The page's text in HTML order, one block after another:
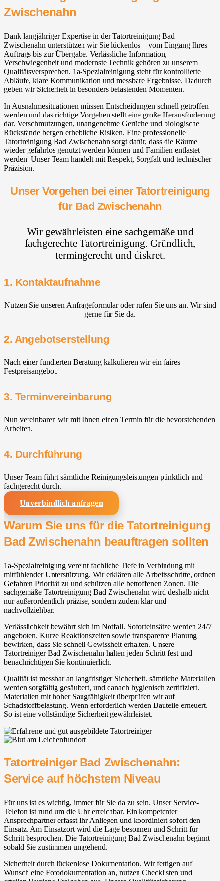
Zwischenahn⁠
Dank langjähriger Expertise in der Tatortreinigung Bad
Zwischenahn⁠ unterstützen wir Sie lückenlos – vom Eingang Ihres
Auftrags bis zur Übergabe. Verlässliche Information,
Verschwiegenheit und modernste Technik gehören zu unserem
Qualitätsversprechen. 1a-Spezialreinigung steht für kontrollierte
Abläufe, klare Kommunikation und messbare Ergebnisse. Dadurch
geben wir Sicherheit in besonders belastenden Momenten.
In Ausnahmesituationen müssen Entscheidungen schnell getroffen
werden und das richtige Vorgehen stellt eine große Herausforderung
dar. Verschmutzungen, unangenehme Gerüche und biologische
Rückstände bergen erhebliche Risiken. Eine professionelle
Tatortreinigung Bad Zwischenahn⁠ sorgt dafür, dass die Räume
wieder gefahrlos genutzt werden können und Familien entlastet
werden. Unser Team handelt mit Respekt, Sorgfalt und technischer
Präzision.
Unser Vorgehen bei einer Tatortreinigung
für Bad Zwischenahn⁠
Wir gewährleisten eine sachgemäße und
fachgerechte Tatortreinigung. Gründlich,
termingerecht und diskret.
1. Kontaktaufnahme
Nutzen Sie unseren Anfrageformular oder rufen Sie uns an. Wir sind
gerne für Sie da.
2. Angebotserstellung
Nach einer fundierten Beratung kalkulieren wir ein faires
Festpreisangebot.
3. Terminvereinbarung
Nun vereinbaren wir mit Ihnen einen Termin für die bevorstehenden
Arbeiten.
4. Durchführung
Unser Team führt sämtliche Reinigungsleistungen pünktlich und
fachgerecht durch.
Unverbindlich anfragen
Warum Sie uns für die Tatortreinigung
Bad Zwischenahn⁠ beauftragen sollten
1a-Spezialreinigung vereint fachliche Tiefe in Verbindung mit
mitfühlender Unterstützung. Wir erklären alle Arbeitsschritte, ordnen
Gefahren Priorität zu und schützen alle betroffenen Zonen. Die
sachgemäße Tatortreinigung Bad Zwischenahn⁠ wird deshalb nicht
nur außerordentlich präzise, sondern zudem klar und
nachvollziehbar.
Verlässlichkeit bewährt sich im Notfall. Soforteinsätze werden 24/7
angeboten. Kurze Reaktionszeiten sowie transparente Planung
bewirken, dass Sie schnell Gewissheit erhalten. Unsere
Tatortreiniger Bad Zwischenahn⁠ halten jeden Schritt fest und
benachrichtigen Sie kontinuierlich.
Qualität ist messbar an langfristiger Sicherheit. sämtliche Materialien
werden sorgfältig gesäubert, und danach hygienisch zertifiziert.
Materialien mit hoher Saugfähigkeit überprüfen wir auf
Schadstoffbelastung. Wenn erforderlich werden Bauteile erneuert.
So ist eine vollständige Sicherheit gewährleistet.
Tatortreiniger Bad Zwischenahn⁠:
Service auf höchstem Niveau
Für uns ist es wichtig, immer für Sie da zu sein. Unser Service-
Telefon ist rund um die Uhr erreichbar. Ein kompetenter
Ansprechpartner erfasst Ihr Anliegen und koordiniert sofort den
Einsatz. Am Einsatzort wird die Lage besonnen und Schritt für
Schritt besprochen. Die Tatortreinigung Bad Zwischenahn⁠ beginnt
sobald Sie zustimmen umgehend.
Sicherheit durch lückenlose Dokumentation. Wir fertigen auf
Wunsch eine Fotodokumentation an, nutzen Checklisten und